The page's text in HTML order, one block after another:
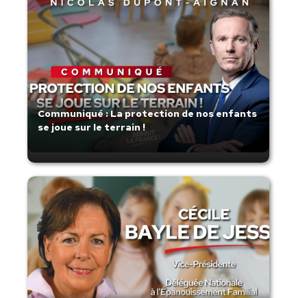
Communiqué : La protection de nos enfants
se joue sur le terrain !